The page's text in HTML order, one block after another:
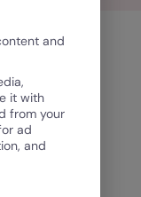
siamo
and
it with
from your
ad
and